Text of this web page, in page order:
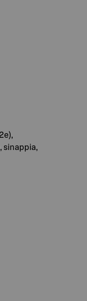
sinappia,